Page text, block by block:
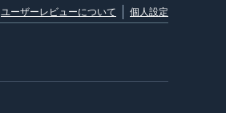
ユーザーレビューについて 個人設定